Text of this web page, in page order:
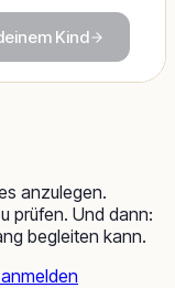
Kind
anzulegen.
prüfen. Und dann:
begleiten kann.